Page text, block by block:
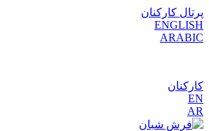
پرتال کارکنان
ENGLISH
ARABIC
کارکنان
EN
AR